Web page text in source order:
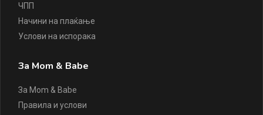
ЧПП
Начини на плаќање
Услови на испорака
За Mom & Babe
За Mom & Babe
Правила и услови